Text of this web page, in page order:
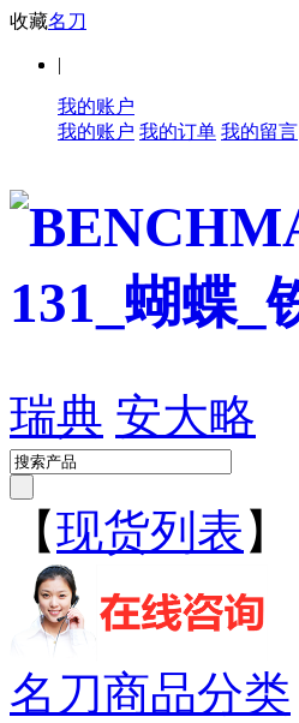
收藏名刀
|
我的账户
我的账户 我的订单 我的留言
瑞典 安大略
【现货列表 】
名刀商品分类